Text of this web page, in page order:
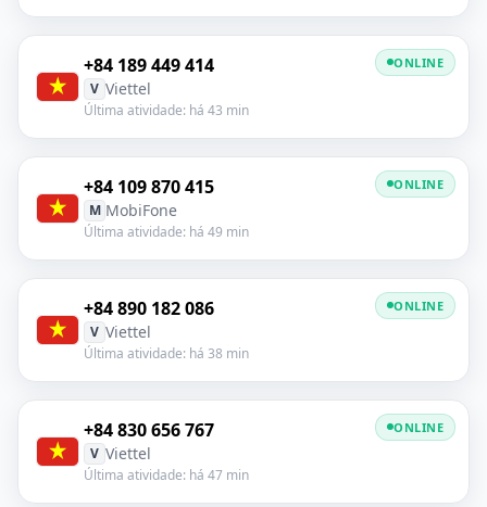
+84 189 449 414
V Viettel
Última atividade: há 43 min
ONLINE
+84 109 870 415
M MobiFone
Última atividade: há 49 min
ONLINE
+84 890 182 086
V Viettel
Última atividade: há 38 min
ONLINE
+84 830 656 767
V Viettel
Última atividade: há 47 min
ONLINE